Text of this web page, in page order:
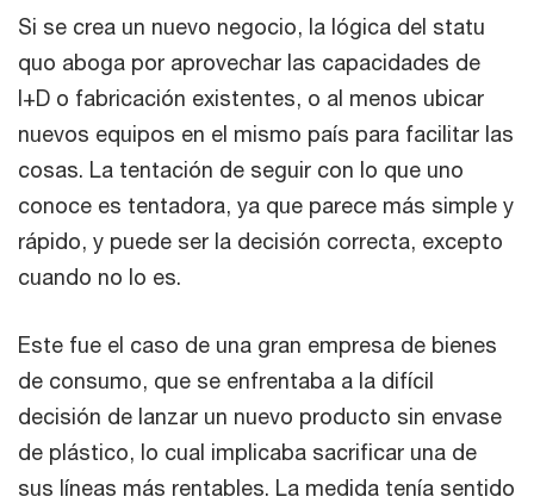
Si se crea un nuevo negocio, la lógica del statu
quo aboga por aprovechar las capacidades de
I+D o fabricación existentes, o al menos ubicar
nuevos equipos en el mismo país para facilitar las
cosas. La tentación de seguir con lo que uno
conoce es tentadora, ya que parece más simple y
rápido, y puede ser la decisión correcta, excepto
cuando no lo es.
Este fue el caso de una gran empresa de bienes
de consumo, que se enfrentaba a la difícil
decisión de lanzar un nuevo producto sin envase
de plástico, lo cual implicaba sacrificar una de
sus líneas más rentables. La medida tenía sentido